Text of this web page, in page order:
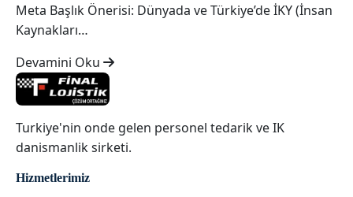
Meta Başlık Önerisi: Dünyada ve Türkiye’de İKY (İnsan
Kaynakları…
Devamini Oku
Turkiye'nin onde gelen personel tedarik ve IK
danismanlik sirketi.
Hizmetlerimiz